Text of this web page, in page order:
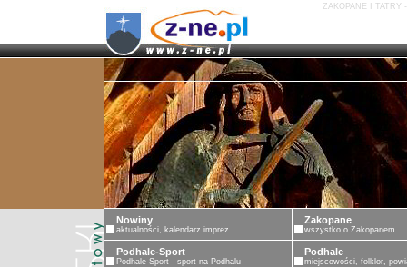
ZAKOPANE I TATRY
ZAKOPANE - PORTAL ZAKOPIASKI -
Nowiny
aktualności, kalendarz imprez
Zakopane
wszystko o Zakopanem
Podhale-Sport
Podhale-Sport - sport na Podhalu
Podhale
miejscowości, folklor,